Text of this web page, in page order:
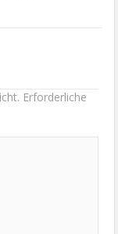
Erforderliche